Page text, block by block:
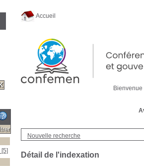
Accueil
Nouvelle recherche
Détail de l'indexation
[5]